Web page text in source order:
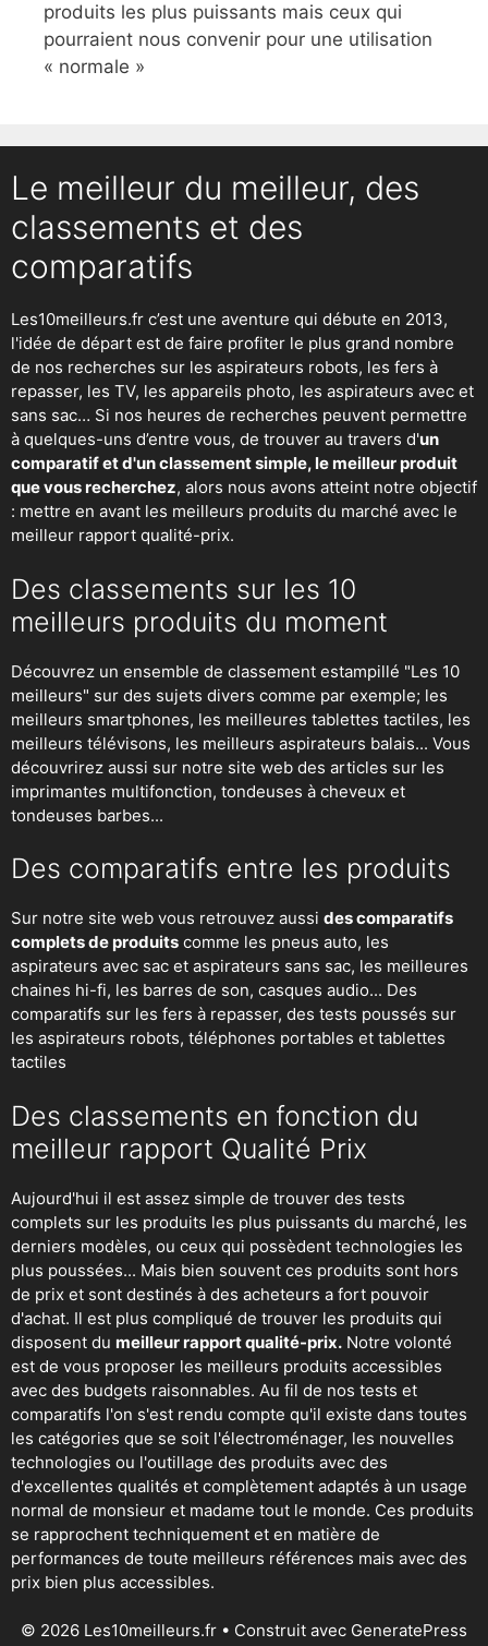
produits les plus puissants mais ceux qui
pourraient nous convenir pour une utilisation
« normale »
Le meilleur du meilleur, des
classements et des
comparatifs
Les10meilleurs.fr c’est une aventure qui débute en 2013,
l'idée de départ est de faire profiter le plus grand nombre
de nos recherches sur les aspirateurs robots, les fers à
repasser, les TV, les appareils photo, les aspirateurs avec et
sans sac… Si nos heures de recherches peuvent permettre
à quelques-uns d’entre vous, de trouver au travers d'un
comparatif et d'un classement simple, le meilleur produit
que vous recherchez, alors nous avons atteint notre objectif
: mettre en avant les meilleurs produits du marché avec le
meilleur rapport qualité-prix.
Des classements sur les 10
meilleurs produits du moment
Découvrez un ensemble de classement estampillé "Les 10
meilleurs" sur des sujets divers comme par exemple; les
meilleurs smartphones, les meilleures tablettes tactiles, les
meilleurs télévisons, les meilleurs aspirateurs balais... Vous
découvrirez aussi sur notre site web des articles sur les
imprimantes multifonction, tondeuses à cheveux et
tondeuses barbes...
Des comparatifs entre les produits
Sur notre site web vous retrouvez aussi des comparatifs
complets de produits comme les pneus auto, les
aspirateurs avec sac et aspirateurs sans sac, les meilleures
chaines hi-fi, les barres de son, casques audio... Des
comparatifs sur les fers à repasser, des tests poussés sur
les aspirateurs robots, téléphones portables et tablettes
tactiles
Des classements en fonction du
meilleur rapport Qualité Prix
Aujourd'hui il est assez simple de trouver des tests
complets sur les produits les plus puissants du marché, les
derniers modèles, ou ceux qui possèdent technologies les
plus poussées... Mais bien souvent ces produits sont hors
de prix et sont destinés à des acheteurs a fort pouvoir
d'achat. Il est plus compliqué de trouver les produits qui
disposent du meilleur rapport qualité-prix. Notre volonté
est de vous proposer les meilleurs produits accessibles
avec des budgets raisonnables. Au fil de nos tests et
comparatifs l'on s'est rendu compte qu'il existe dans toutes
les catégories que se soit l'électroménager, les nouvelles
technologies ou l'outillage des produits avec des
d'excellentes qualités et complètement adaptés à un usage
normal de monsieur et madame tout le monde. Ces produits
se rapprochent techniquement et en matière de
performances de toute meilleurs références mais avec des
prix bien plus accessibles.
© 2026 Les10meilleurs.fr • Construit avec GeneratePress